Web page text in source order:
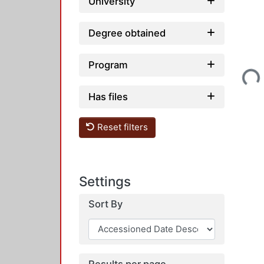
Degree obtained
Program
Has files
Reset filters
Settings
Sort By
Loading...